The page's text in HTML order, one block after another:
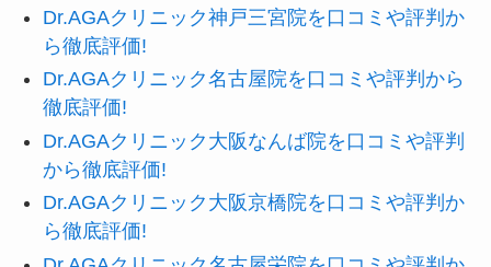
Dr.AGAクリニック神戸三宮院を口コミや評判か
ら徹底評価!
Dr.AGAクリニック名古屋院を口コミや評判から
徹底評価!
Dr.AGAクリニック大阪なんば院を口コミや評判
から徹底評価!
Dr.AGAクリニック大阪京橋院を口コミや評判か
ら徹底評価!